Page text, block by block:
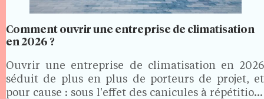
Comment ouvrir une entreprise de climatisation
en 2026 ?
Ouvrir une entreprise de climatisation en 2026
séduit de plus en plus de porteurs de projet, et
pour cause : sous l'effet des canicules à répétition,